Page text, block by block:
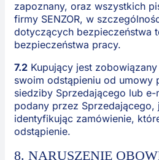
zapoznany, oraz wszystkich
firmy SENZOR, w
dotyczących bezpieczeństwa
bezpieczeństwa pracy.
7.2Kupujący jest
swoim odstąpieniu od umowy
siedziby Sprzedającego lub e-
podany przez Sprzedającego,
identyfikując zamówienie,
odstąpienie.
8. NARUSZENIE